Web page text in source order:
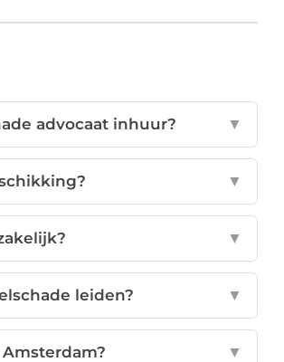
advocaat inhuur? ▼
▼
▼
leiden? ▼
▼